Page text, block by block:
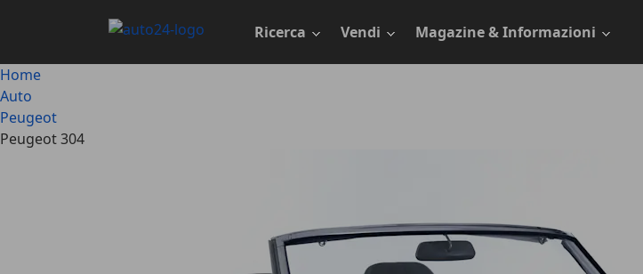
principale
Ricerca Vendi Magazine & Informazioni
Home
Auto
Peugeot
Peugeot 304